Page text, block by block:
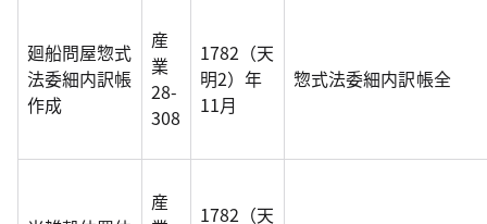
廻船問屋惣式
法委細内訳帳
作成
産
業
28-
308
1782（天
明2）年
11月
惣式法委細内訳帳全
産
1782（天